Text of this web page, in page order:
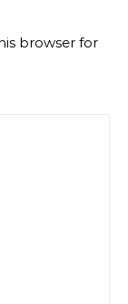
browser for